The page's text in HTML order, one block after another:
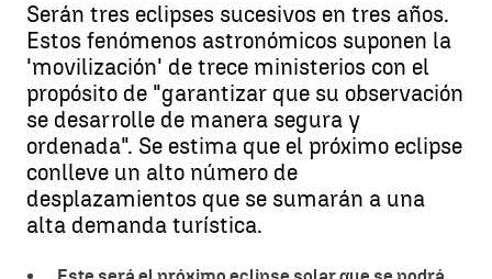
Serán tres eclipses sucesivos en tres años.
Estos fenómenos astronómicos suponen la
'movilización' de trece ministerios con el
propósito de "garantizar que su observación
se desarrolle de manera segura y
ordenada". Se estima que el próximo eclipse
conlleve un alto número de
desplazamientos que se sumarán a una
alta demanda turística.